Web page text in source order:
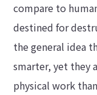
compare to
destined for
the general idea
smarter, yet they
physical work